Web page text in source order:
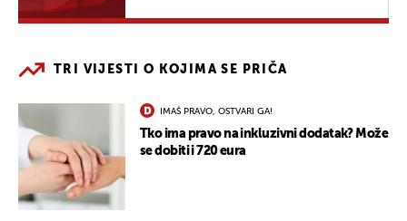
TRI VIJESTI O KOJIMA SE PRIČA
IMAŠ PRAVO, OSTVARI GA!
Tko ima pravo na inkluzivni dodatak? Može
se dobiti i 720 eura